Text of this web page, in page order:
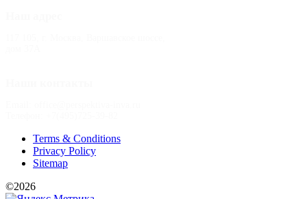
Terms & Conditions
Privacy Policy
Sitemap
©2026